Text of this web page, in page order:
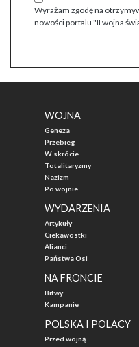
Wyrażam zgodę na
nowości portalu "II wojna
WOJNA
Geneza
Przebieg
W skrócie
Totalitaryzmy
Nazizm
Po wojnie
WYDARZENIA
Artykuły
Ciekawostki
Alianci
Państwa Osi
NA FRONCIE
Bitwy
Kampanie
POLSKA I POLACY
Przed wojną